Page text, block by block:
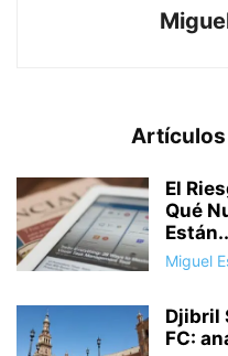
Artículos
El
Qué
Miguel
Djibril
FC: